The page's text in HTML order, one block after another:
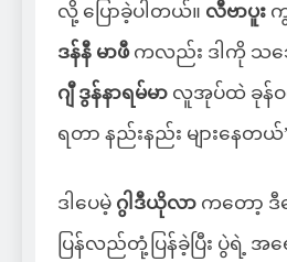
လို့ ပြောခဲ့ပါတယ်။ လီဗာပူး
ဒန်နီ မာဖီကလည်း ဒါကို သဘ
ဂျီ ဒွန်နာရမ်မာ လူအုပ်ထဲ ခုန်ဝ
ရတာ နည်းနည်း များနေတ
ဒါပေမဲ့ ဂွါဒီယိုလာ ကတော့ ဒီ
ပြန်လည်တုံ့ပြန်ခဲ့ပြီး ပွဲရဲ့ အ